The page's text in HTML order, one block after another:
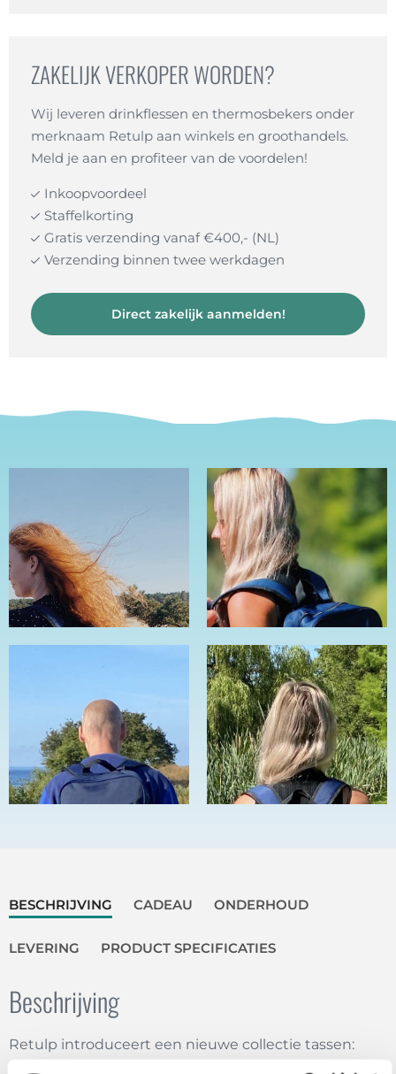
ZAKELIJK VERKOPER WORDEN?
Wij leveren drinkflessen en thermosbekers onder
merknaam Retulp aan winkels en groothandels.
Meld je aan en profiteer van de voordelen!
Inkoopvoordeel
Staffelkorting
Gratis verzending vanaf €400,- (NL)
Verzending binnen twee werkdagen
Direct zakelijk aanmelden!
BESCHRIJVING CADEAU ONDERHOUD
LEVERING PRODUCT SPECIFICATIES
Beschrijving
Retulp introduceert een nieuwe collectie tassen: